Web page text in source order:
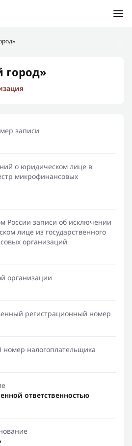
записи
о юридическом лице в
микрофинансовых
России записи об исключении
лице из государственного
организаций
организации
регистрационный номер
налогоплательщика
ответственностью
не найдена.
нам
ближайшее время и сообщим
новый запрос